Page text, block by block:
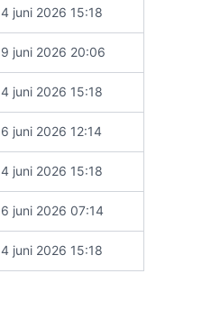
4 juni 2026 15:18
9 juni 2026 20:06
4 juni 2026 15:18
6 juni 2026 12:14
4 juni 2026 15:18
6 juni 2026 07:14
4 juni 2026 15:18